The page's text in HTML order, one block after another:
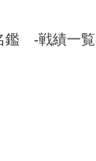
鑑 -戦績一